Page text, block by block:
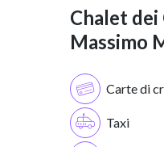
Chalet
Massimo
Carte di
Taxi